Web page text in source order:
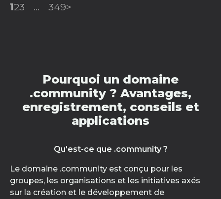
123 ... 349>
Pourquoi un domaine
.community ? Avantages,
enregistrement, conseils et
applications
Qu'est-ce que .community ?
Le domaine .community est conçu pour les
groupes, les organisations et les initiatives axés
sur la création et le développement de